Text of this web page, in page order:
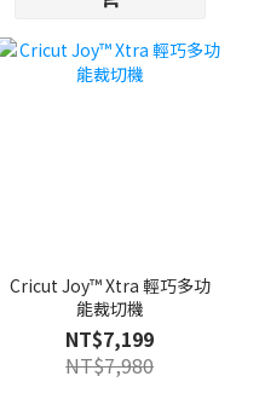
Cricut Joy™ Xtra 輕巧多功
能裁切機
NT$7,199
NT$7,980